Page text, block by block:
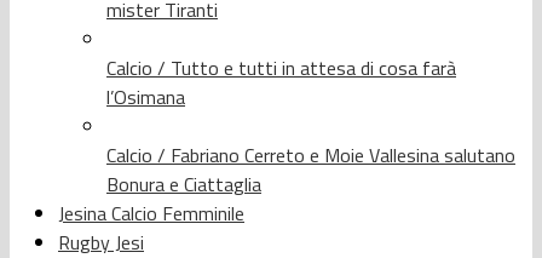
mister Tiranti
Calcio / Tutto e tutti in attesa di cosa farà
l’Osimana
Calcio / Fabriano Cerreto e Moie Vallesina salutano
Bonura e Ciattaglia
Jesina Calcio Femminile
Rugby Jesi